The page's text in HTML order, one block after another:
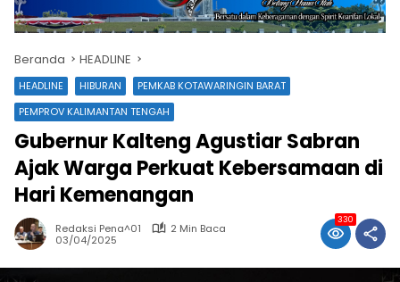
Beranda HEADLINE
HEADLINE HIBURAN
PEMKAB KOTAWARINGIN BARAT
PEMPROV KALIMANTAN TENGAH
Gubernur Kalteng Agustiar Sabran
Ajak Warga Perkuat Kebersamaan di
Hari Kemenangan
Redaksi Pena^01
2 Min Baca
03/04/2025
330